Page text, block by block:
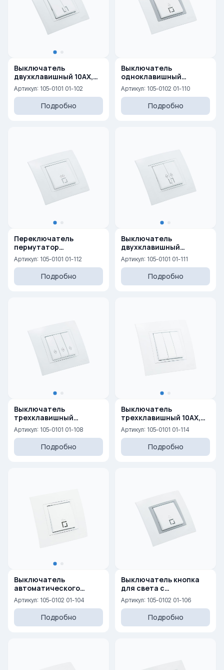
Выключатель
двухклавишный 10AX,
250 V
Артикул: 105-0101 01-102
Подробно
Выключатель
одноклавишный
проходной с
подсветкой 10AX, 250 V
Артикул: 105-0102 01-110
Подробно
Переключатель
пермутатор
(перекрестный) 10AX,
250 V
Артикул: 105-0101 01-112
Подробно
Выключатель
двухклавишный
проходной 10AX, 250 V
Артикул: 105-0101 01-111
Подробно
Выключатель
трехклавишный
проходной 10AX, 250 V
Артикул: 105-0101 01-108
Подробно
Выключатель
трехклавишный 10AX,
250 V
Артикул: 105-0101 01-114
Подробно
Выключатель
автоматического
открывания двери с
подсветкой 10AX, 250 V
Артикул: 105-0102 01-104
Подробно
Выключатель кнопка
для света с
подсветкой 10AX, 250 V
Артикул: 105-0102 01-106
Подробно